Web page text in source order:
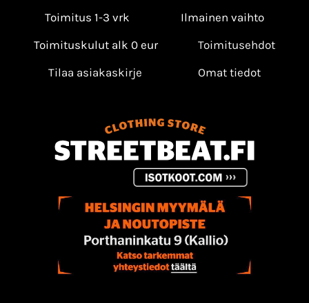
Toimitus 1-3 vrk
Ilmainen vaihto
Toimituskulut alk 0 eur
Toimitusehdot
Tilaa asiakaskirje
Omat tiedot